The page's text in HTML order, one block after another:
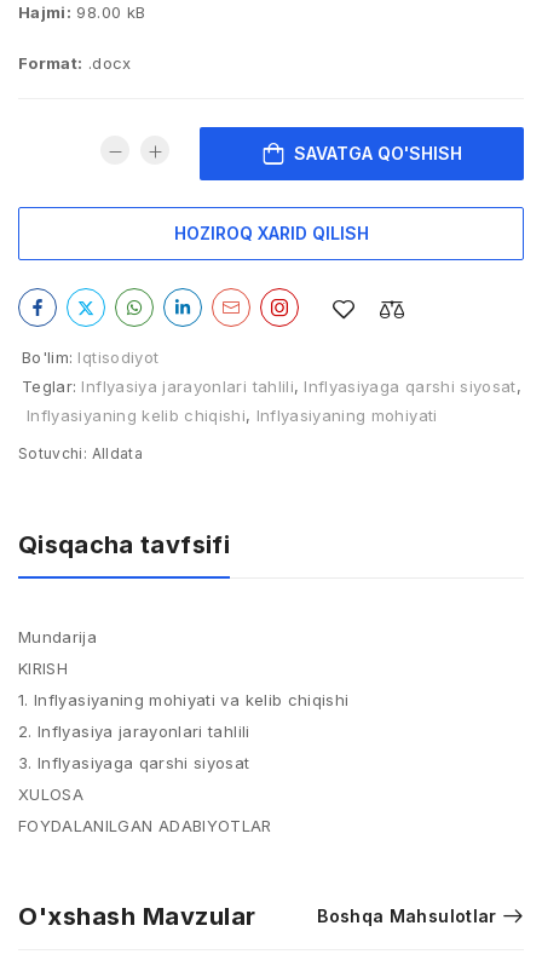
Hajmi: 98.00 kB
Format: .docx
SAVATGA QO'SHISH
HOZIROQ XARID QILISH
Bo'lim: Iqtisodiyot
Teglar: Inflyasiya jarayonlari tahlili, Inflyasiyaga qarshi siyosat,
Inflyasiyaning kelib chiqishi, Inflyasiyaning mohiyati
Sotuvchi: Alldata
Qisqacha tavfsifi
Mundarija
KIRISH
1. Inflyasiyaning mohiyati va kelib chiqishi
2. Inflyasiya jarayonlari tahlili
3. Inflyasiyaga qarshi siyosat
XULOSA
FOYDALANILGAN ADABIYOTLAR
O'xshash Mavzular Boshqa Mahsulotlar